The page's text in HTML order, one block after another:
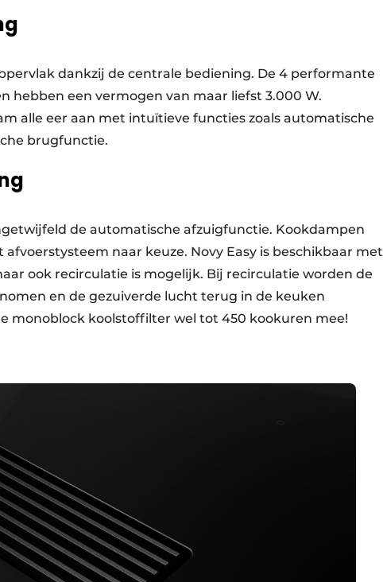
dankzij de centrale bediening. De 4 performante
hebben een vermogen van maar liefst 3.000 W.
alle eer aan met intuïtieve functies zoals automatische
brugfunctie.
de automatische afzuigfunctie. Kookdampen
naar keuze. Novy Easy is beschikbaar met
ook recirculatie is mogelijk. Bij recirculatie worden de
en de gezuiverde lucht terug in de keuken
monoblock koolstoffilter wel tot 450 kookuren mee!